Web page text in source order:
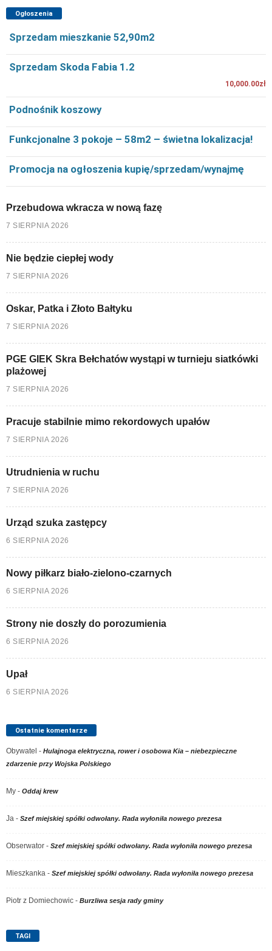
Ogłoszenia
Sprzedam mieszkanie 52,90m2
Sprzedam Skoda Fabia 1.2
10,000.00zł
Podnośnik koszowy
Funkcjonalne 3 pokoje – 58m2 – świetna lokalizacja!
Promocja na ogłoszenia kupię/sprzedam/wynajmę
Przebudowa wkracza w nową fazę
7 SIERPNIA 2026
Nie będzie ciepłej wody
7 SIERPNIA 2026
Oskar, Patka i Złoto Bałtyku
7 SIERPNIA 2026
PGE GIEK Skra Bełchatów wystąpi w turnieju siatkówki
plażowej
7 SIERPNIA 2026
Pracuje stabilnie mimo rekordowych upałów
7 SIERPNIA 2026
Utrudnienia w ruchu
7 SIERPNIA 2026
Urząd szuka zastępcy
6 SIERPNIA 2026
Nowy piłkarz biało-zielono-czarnych
6 SIERPNIA 2026
Strony nie doszły do porozumienia
6 SIERPNIA 2026
Upał
6 SIERPNIA 2026
Ostatnie komentarze
Obywatel - Hulajnoga elektryczna, rower i osobowa Kia – niebezpieczne
zdarzenie przy Wojska Polskiego
My - Oddaj krew
Ja - Szef miejskiej spółki odwołany. Rada wyłoniła nowego prezesa
Obserwator - Szef miejskiej spółki odwołany. Rada wyłoniła nowego prezesa
Mieszkanka - Szef miejskiej spółki odwołany. Rada wyłoniła nowego prezesa
Piotr z Domiechowic - Burzliwa sesja rady gminy
TAGI